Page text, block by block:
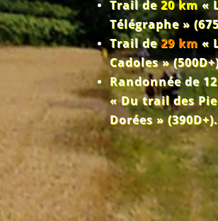
Trail de20 km«
Télégraphe »
Trail de29 km «
Cadoles »
Randonnée de
« Du trail des
Dorées » (390D+).